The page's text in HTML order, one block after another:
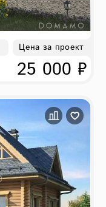
Цена за проект
25 000 ₽